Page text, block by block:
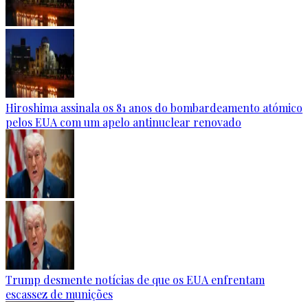
Hiroshima assinala os 81 anos do bombardeamento atómico
pelos EUA com um apelo antinuclear renovado
Trump desmente notícias de que os EUA enfrentam
escassez de munições